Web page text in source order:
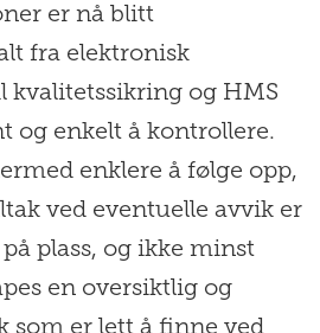
er nå blitt
fra elektronisk
kvalitetssikring og HMS
og enkelt å kontrollere.
enklere å følge opp,
ved eventuelle avvik er
plass, og ikke minst
en oversiktlig og
som er lett å finne ved